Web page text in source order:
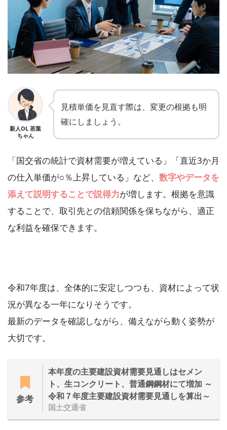
新人OL 若葉
ちゃん
見積単価を見直す際は、変更の根拠も明
確にしましょう。
「国交省の統計で資材需要が増えている」「直近3か月
の仕入単価が○％上昇している」など、 数字やデータを
添えて説明することで説得力が増します。根拠を意識
することで、取引先との信頼関係を保ちながら、適正
な利益を確保できます。
令和7年度は、全体的に安定しつつも、資材によって状
況が異なる一年になりそうです。
最新のデータを確認しながら、備えながら動く姿勢が
大切です。
参考
本年度の主要建設資材需要見通しはセメン
ト、生コンクリート、普通鋼鋼材にて増加 ～
令和７年度主要建設資材需要見通しを算出～
国土交通省